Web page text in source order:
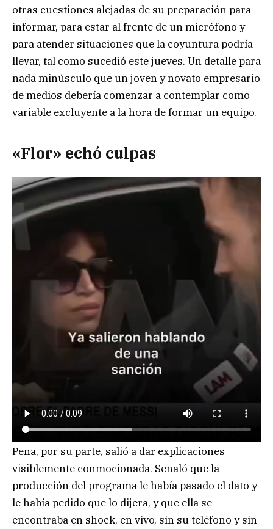
otras cuestiones alejadas de su preparación para
informar, para estar al frente de un micrófono y
para atender situaciones que la coyuntura podría
llevar, tal como sucedió este jueves. Un detalle para
nada minúsculo que un joven y novato empresario
de medios debería comenzar a contemplar como
variable excluyente a la hora de formar un equipo.
«Flor» echó culpas
Peña, por su parte, salió a dar explicaciones
visiblemente conmocionada. Señaló que la
producción del programa le había pasado el dato y
le había pedido que lo dijera, y que ella se
encontraba en shock, en vivo, sin su teléfono y sin